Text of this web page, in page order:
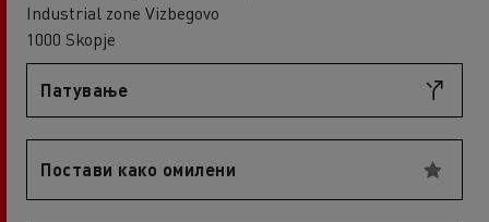
Industrial zone Vizbegovo
1000 Skopje
Патување
Постави како омилени